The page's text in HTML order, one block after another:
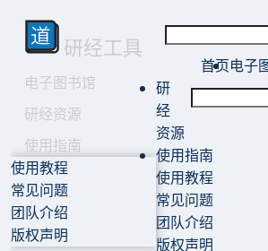
研经工具
电子图书馆
研经资源
使用指南
使用教程
常见问题
团队介绍
版权声明
首页电子
研
经
资源
使用指南
使用教程
常见问题
团队介绍
版权声明